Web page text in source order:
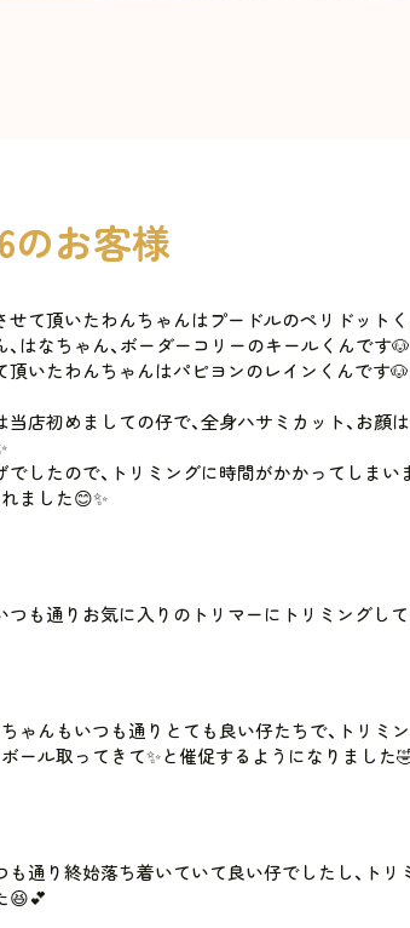
のお客様
て頂いたわんちゃんはプードルのペリドットく
はなちゃん、ボーダーコリーのキールくんです🐶
頂いたわんちゃんはパピヨンのレインくんです🐶
店初めましての仔で、全身ハサミカット、お顔
したので、トリミングに時間がかかってしまい
ました😊✨
つも通りお気に入りのトリマーにトリミングし
ちゃんもいつも通りとても良い仔たちで、トリミ
ール取ってきて✨と催促するようになりました
も通り終始落ち着いていて良い仔でしたし、ト
😆💕